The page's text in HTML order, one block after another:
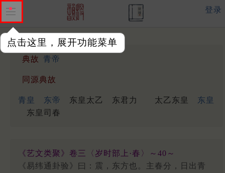
点击这里，展开功能菜单
登录
典故 青帝
同源典故
青皇 东帝 东皇太乙 东君力 太乙东皇
东皇
东皇司春
《艺文类聚》卷三〈岁时部上·春〉～40～
《易纬通卦验》曰：震，东方也。主春分，日出青